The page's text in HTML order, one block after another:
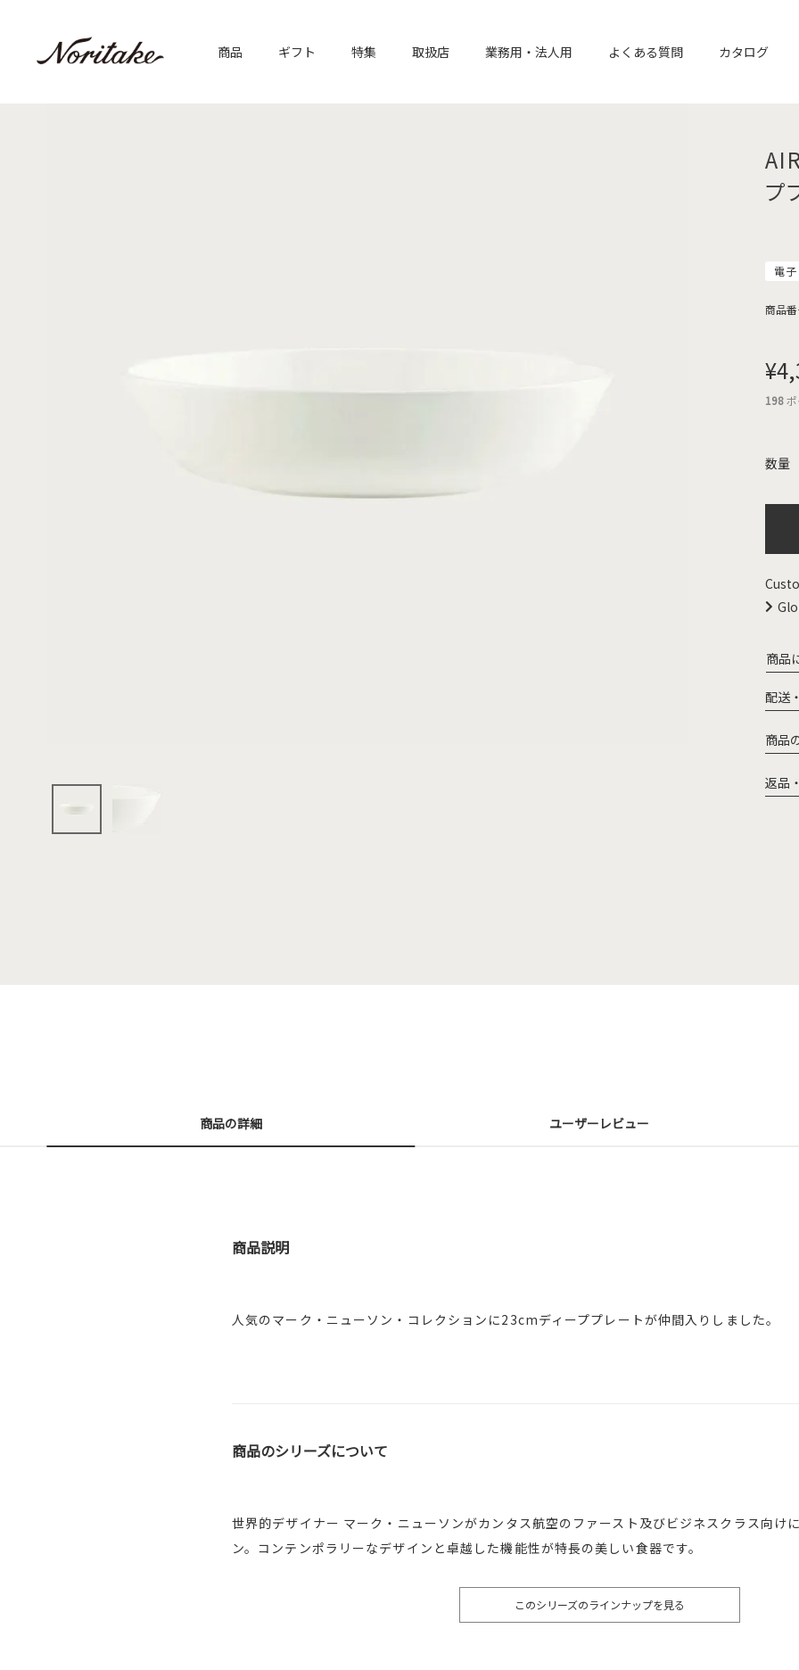
商品 ギフト 特集 取扱店 業務用・法人用 よくある質問 カタログ
プ
電
商品
¥
198
商品
配送
商品
返品
商品の詳細 ユーザーレビュー
商品説明
人気のマーク・ニューソン・コレクションに23cmディーププレートが仲間入りしました。
商品のシリーズについて
世界的デザイナー マーク・ニューソンがカンタス航空のファースト及びビジネスクラス向け
ン。コンテンポラリーなデザインと卓越した機能性が特長の美しい食器です。
このシリーズのラインナップを見る